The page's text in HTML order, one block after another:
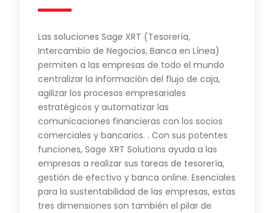
Las soluciones Sage XRT (Tesorería,
Intercambio de Negocios, Banca en Línea)
permiten a las empresas de todo el mundo
centralizar la información del flujo de caja,
agilizar los procesos empresariales
estratégicos y automatizar las
comunicaciones financieras con los socios
comerciales y bancarios. . Con sus potentes
funciones, Sage XRT Solutions ayuda a las
empresas a realizar sus tareas de tesorería,
gestión de efectivo y banca online. Esenciales
para la sustentabilidad de las empresas, estas
tres dimensiones son también el pilar de